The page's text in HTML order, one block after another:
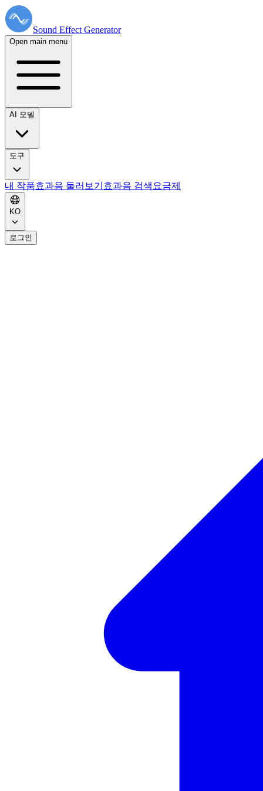
Sound Effect Generator
Open main menu
AI 모델
도구
내 작품효과음 둘러보기 효과음 검색 요금제
KO
로그인